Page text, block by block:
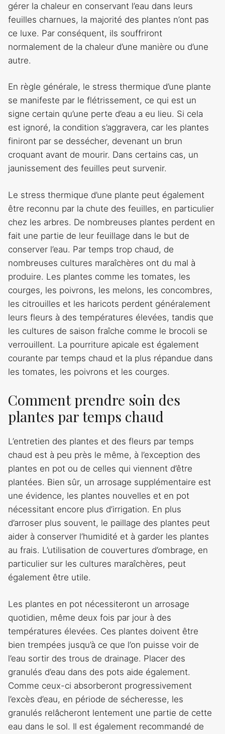
gérer la chaleur en conservant l’eau dans leurs
feuilles charnues, la majorité des plantes n’ont pas
ce luxe. Par conséquent, ils souffriront
normalement de la chaleur d’une manière ou d’une
autre.
En règle générale, le stress thermique d’une plante
se manifeste par le flétrissement, ce qui est un
signe certain qu’une perte d’eau a eu lieu. Si cela
est ignoré, la condition s’aggravera, car les plantes
finiront par se dessécher, devenant un brun
croquant avant de mourir. Dans certains cas, un
jaunissement des feuilles peut survenir.
Le stress thermique d’une plante peut également
être reconnu par la chute des feuilles, en particulier
chez les arbres. De nombreuses plantes perdent en
fait une partie de leur feuillage dans le but de
conserver l’eau. Par temps trop chaud, de
nombreuses cultures maraîchères ont du mal à
produire. Les plantes comme les tomates, les
courges, les poivrons, les melons, les concombres,
les citrouilles et les haricots perdent généralement
leurs fleurs à des températures élevées, tandis que
les cultures de saison fraîche comme le brocoli se
verrouillent. La pourriture apicale est également
courante par temps chaud et la plus répandue dans
les tomates, les poivrons et les courges.
Comment prendre soin des
plantes par temps chaud
L’entretien des plantes et des fleurs par temps
chaud est à peu près le même, à l’exception des
plantes en pot ou de celles qui viennent d’être
plantées. Bien sûr, un arrosage supplémentaire est
une évidence, les plantes nouvelles et en pot
nécessitant encore plus d’irrigation. En plus
d’arroser plus souvent, le paillage des plantes peut
aider à conserver l’humidité et à garder les plantes
au frais. L’utilisation de couvertures d’ombrage, en
particulier sur les cultures maraîchères, peut
également être utile.
Les plantes en pot nécessiteront un arrosage
quotidien, même deux fois par jour à des
températures élevées. Ces plantes doivent être
bien trempées jusqu’à ce que l’on puisse voir de
l’eau sortir des trous de drainage. Placer des
granulés d’eau dans des pots aide également.
Comme ceux-ci absorberont progressivement
l’excès d’eau, en période de sécheresse, les
granulés relâcheront lentement une partie de cette
eau dans le sol. Il est également recommandé de